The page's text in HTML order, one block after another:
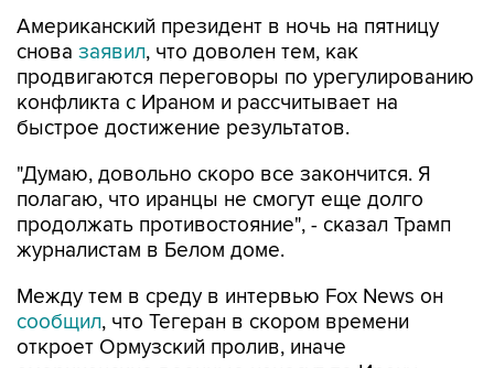
Американский президент в ночь на пятницу
снова заявил, что доволен тем, как
продвигаются переговоры по урегулированию
конфликта с Ираном и рассчитывает на
быстрое достижение результатов.
"Думаю, довольно скоро все закончится. Я
полагаю, что иранцы не смогут еще долго
продолжать противостояние", - сказал Трамп
журналистам в Белом доме.
Между тем в среду в интервью Fox News он
сообщил, что Тегеран в скором времени
откроет Ормузский пролив, иначе